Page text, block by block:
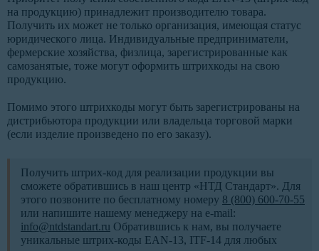
на продукцию) принадлежит производителю товара.
Получить их может не только организация, имеющая статус
юридического лица. Индивидуальные предприниматели,
фермерские хозяйства, физлица, зарегистрированные как
самозанятые, тоже могут оформить штрихкоды на свою
продукцию.
Помимо этого штрихкоды могут быть зарегистрированы на
дистрибьютора продукции или владельца торговой марки
(если изделие произведено по его заказу).
Получить штрих-код для реализации продукции вы
сможете обратившись в наш центр «НТД Стандарт». Для
этого позвоните по бесплатному номеру 8 (800) 600-70-55
или напишите нашему менеджеру на e-mail:
info@ntdstandart.ru Обратившись к нам, вы получаете
уникальные штрих-коды EAN-13, ITF-14 для любых